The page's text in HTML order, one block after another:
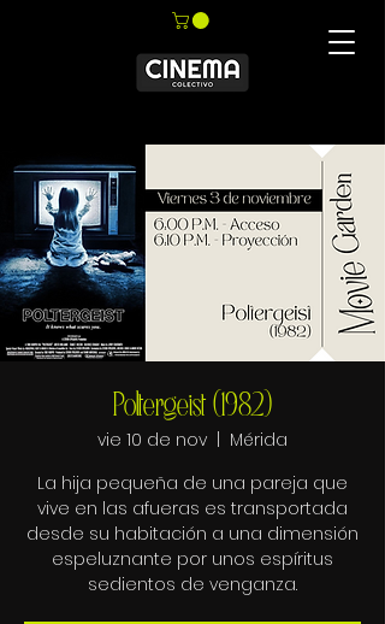
Poltergeist (1982)
vie 10 de nov
Mérida
La hija pequeña de una pareja que
vive en las afueras es transportada
desde su habitación a una dimensión
espeluznante por unos espíritus